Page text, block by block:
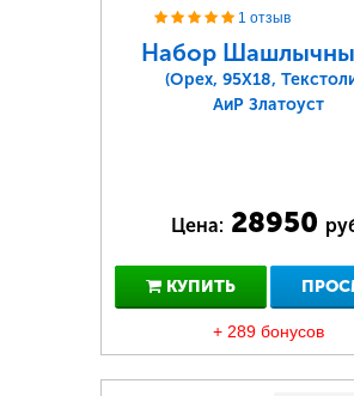
1 отзыв
Набор
(Орех, 95Х18,
АиР Златоуст
Цена: 28950
КУПИТЬ
+ 289 бонусов